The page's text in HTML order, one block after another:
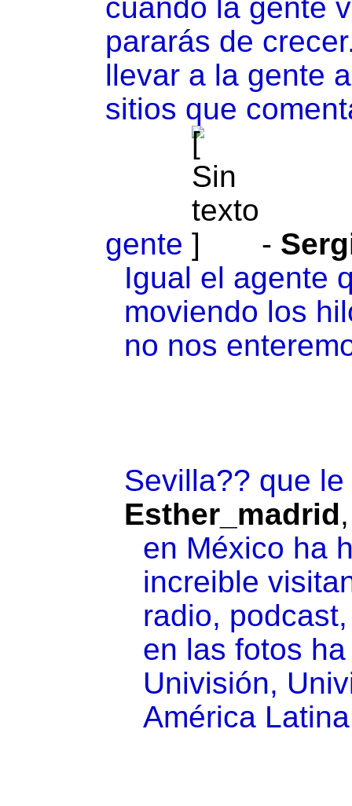
cuando la gente
pararás de
llevar a la gente
sitios que
gente -
Igual el agente
moviendo los
no nos
Sevilla?? que
Esther_madrid
en México ha
increible
radio,
en las fotos
Univisión,
América